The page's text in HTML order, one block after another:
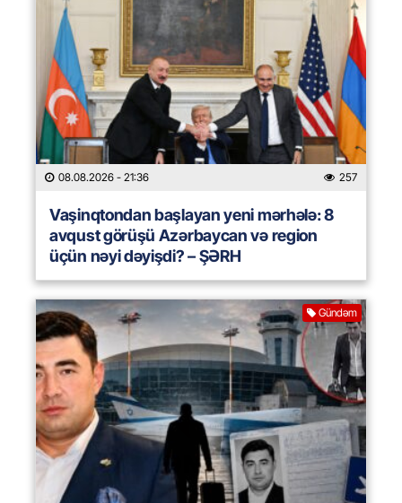
08.08.2026 - 21:36 257
Vaşinqtondan başlayan yeni mərhələ: 8
avqust görüşü Azərbaycan və region
üçün nəyi dəyişdi? – ŞƏRH
Gündəm